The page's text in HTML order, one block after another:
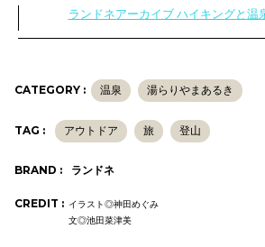
ランドネアーカイブ ハイキングと温
CATEGORY : 温泉 湯らりやまあるき
TAG : アウトドア 旅 登山
BRAND : ランドネ
CREDIT : イラスト◎神田めぐみ
文◎池田菜津美